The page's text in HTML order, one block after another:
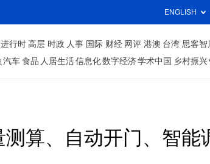
ENGLISH
行时 高层 时政 人事 国际 财经 网评 港澳 台湾 思客智
汽车 食品 人居生活信息化数字经济学术中国 乡村振兴
测算、自动开门、智